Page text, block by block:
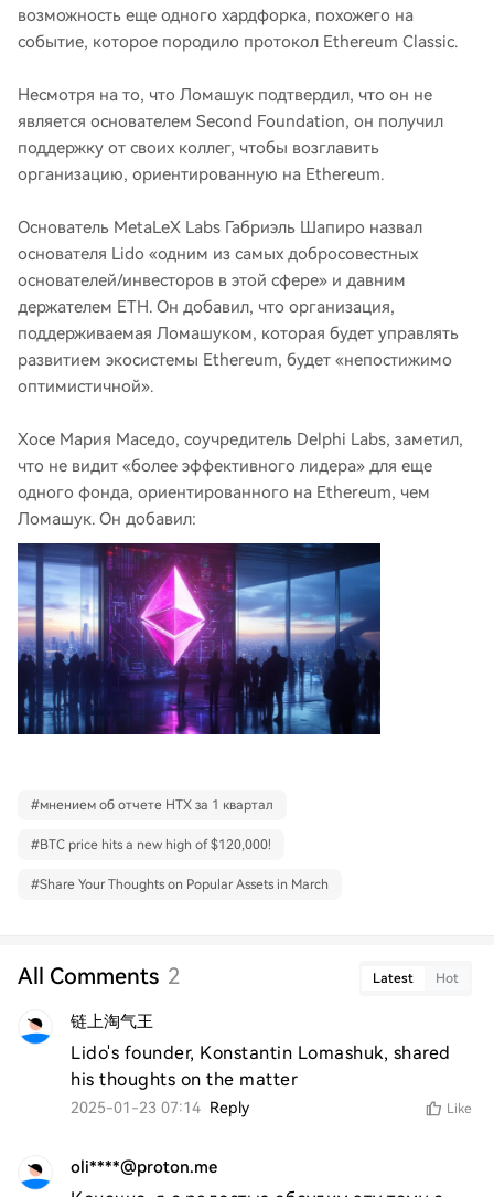
возможность еще одного хардфорка, похожего на
событие, которое породило протокол Ethereum Classic.
Несмотря на то, что Ломашук подтвердил, что он не
является основателем Second Foundation, он получил
поддержку от своих коллег, чтобы возглавить
организацию, ориентированную на Ethereum.
Основатель MetaLeX Labs Габриэль Шапиро назвал
основателя Lido «одним из самых добросовестных
основателей/инвесторов в этой сфере» и давним
держателем ETH. Он добавил, что организация,
поддерживаемая Ломашуком, которая будет управлять
развитием экосистемы Ethereum, будет «непостижимо
оптимистичной».
Хосе Мария Маседо, соучредитель Delphi Labs, заметил,
что не видит «более эффективного лидера» для еще
одного фонда, ориентированного на Ethereum, чем
Ломашук. Он добавил:
#мнением об отчете HTX за 1 квартал
#BTC price hits a new high of $120,000!
#Share Your Thoughts on Popular Assets in March
All Comments 2 Latest Hot
链上淘气王
Lido's founder, Konstantin Lomashuk, shared
his thoughts on the matter
2025-01-23 07:14 Reply Like
oli****@proton.me